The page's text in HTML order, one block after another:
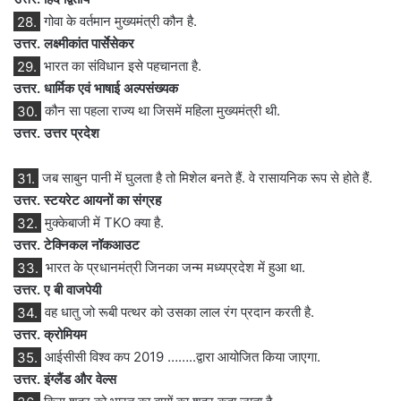
28. गोवा के वर्तमान मुख्यमंत्री कौन है.
उत्तर. लक्ष्मीकांत पार्सेसेकर
29. भारत का संविधान इसे पहचानता है.
उत्तर. धार्मिक एवं भाषाई अल्पसंख्यक
30. कौन सा पहला राज्य था जिसमें महिला मुख्यमंत्री थी.
उत्तर. उत्तर प्रदेश
31. जब साबुन पानी में घुलता है तो मिशेल बनते हैं. वे रासायनिक रूप से होते हैं.
उत्तर. स्टयरेट आयनों का संग्रह
32. मुक्केबाजी में TKO क्या है.
उत्तर. टेक्निकल नॉकआउट
33. भारत के प्रधानमंत्री जिनका जन्म मध्यप्रदेश में हुआ था.
उत्तर. ए बी वाजपेयी
34. वह धातु जो रूबी पत्थर को उसका लाल रंग प्रदान करती है.
उत्तर. क्रोमियम
35. आईसीसी विश्व कप 2019 ……..द्वारा आयोजित किया जाएगा.
उत्तर. इंग्लैंड और वेल्स